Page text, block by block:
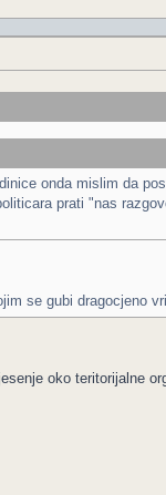
onda mislim da
prati "nas
se gubi dragocjeno
oko teritorijalne